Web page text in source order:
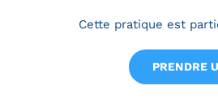
Cette pratique est
PRENDRE